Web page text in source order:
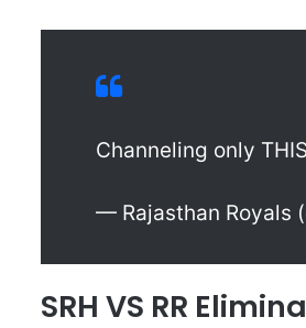
Channeling only
— Rajasthan Royals
SRH VS RR